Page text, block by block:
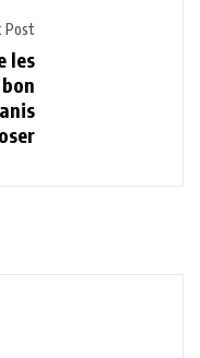
Post
les